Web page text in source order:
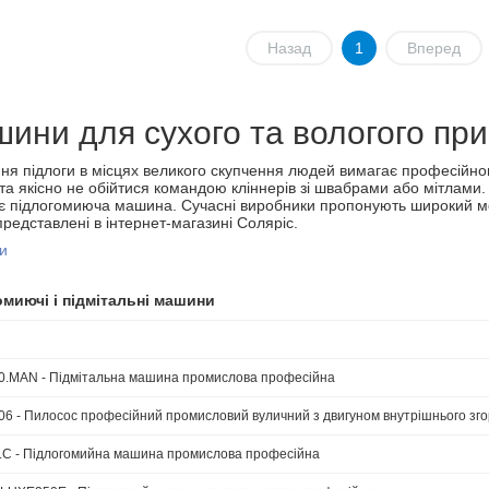
Назад 1 Вперед
для сухого та вологого
підлоги в місцях великого скупчення людей вимагає
якісно не обійтися командою кліннерів зі швабрами або
підлогомиюча машина. Сучасні виробники пропонують широкий
в інтернет-магазині Соляріс.
присутнє підлогомиюче обладнання не тільки для вологого
в управлінні;
підлогомиючих пристроїв різноманітна. Залежить від
Однак на сайті Соляріс будь-яку модель можна купити
з заводами без посередників забезпечують нам низьку
продажу.
і підмітальні машини
- Підмітальна машина промислова професійна
- Пилосос професійний промисловий вуличний з двигуном внутрішнього
- Підлогомийна машина промислова професійна